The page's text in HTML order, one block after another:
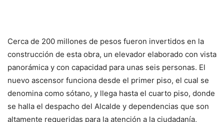
Cerca de 200 millones de pesos fueron invertidos en la
construcción de esta obra, un elevador elaborado con vista
panorámica y con capacidad para unas seis personas. El
nuevo ascensor funciona desde el primer piso, el cual se
denomina como sótano, y llega hasta el cuarto piso, donde
se halla el despacho del Alcalde y dependencias que son
altamente requeridas para la atención a la ciudadanía,